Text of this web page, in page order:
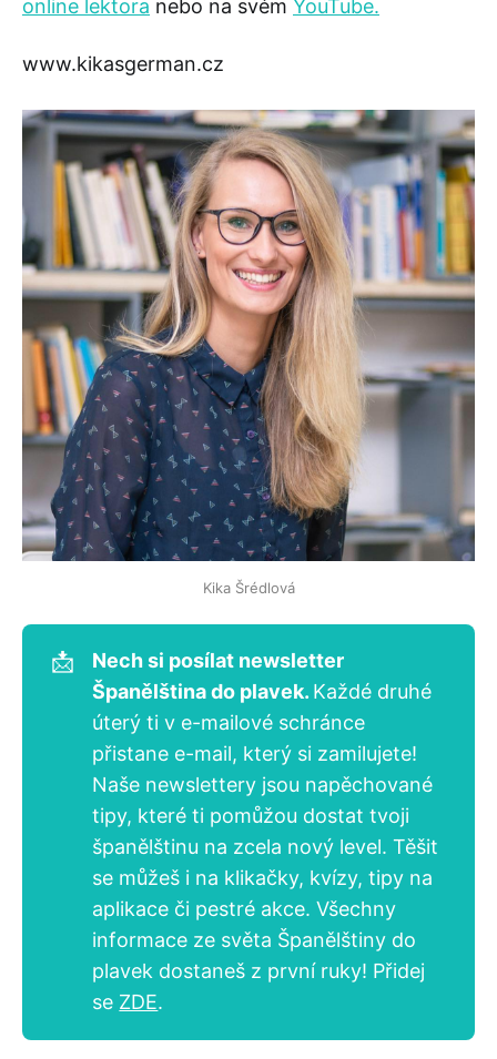
online lektora nebo na svém YouTube.
www.kikasgerman.cz
Kika Šrédlová
📩
Nech si posílat newsletter
Španělština do plavek. Každé druhé
úterý ti v e-mailové schránce
přistane e-mail, který si zamilujete!
Naše newslettery jsou napěchované
tipy, které ti pomůžou dostat tvoji
španělštinu na zcela nový level. Těšit
se můžeš i na klikačky, kvízy, tipy na
aplikace či pestré akce. Všechny
informace ze světa Španělštiny do
plavek dostaneš z první ruky! Přidej
se ZDE.